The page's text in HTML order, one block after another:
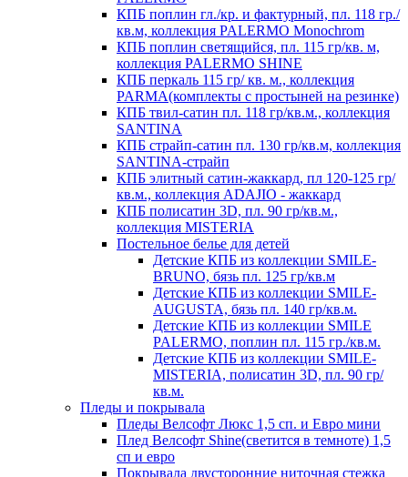
КПБ поплин гл./кр. и фактурный, пл. 118 гр./
кв.м, коллекция PALERMO Monochrom
КПБ поплин светящийся, пл. 115 гр/кв. м,
коллекция PALERMO SHINE
КПБ перкаль 115 гр/ кв. м., коллекция
PARMA(комплекты с простыней на резинке)
КПБ твил-сатин пл. 118 гр/кв.м., коллекция
SANTINA
КПБ страйп-сатин пл. 130 гр/кв.м, коллекция
SANTINA-страйп
КПБ элитный сатин-жаккард, пл 120-125 гр/
кв.м., коллекция ADAJIO - жаккард
КПБ полисатин 3D, пл. 90 гр/кв.м.,
коллекция MISTERIA
Постельное белье для детей
Детские КПБ из коллекции SMILE-
BRUNO, бязь пл. 125 гр/кв.м
Детские КПБ из коллекции SMILE-
AUGUSTA, бязь пл. 140 гр/кв.м.
Детские КПБ из коллекции SMILE
PALERMO, поплин пл. 115 гр./кв.м.
Детские КПБ из коллекции SMILE-
MISTERIA, полисатин 3D, пл. 90 гр/
кв.м.
Пледы и покрывала
Пледы Велсофт Люкс 1,5 сп. и Евро мини
Плед Велсофт Shine(светится в темноте) 1,5
сп и евро
Покрывала двусторонние ниточная стежка